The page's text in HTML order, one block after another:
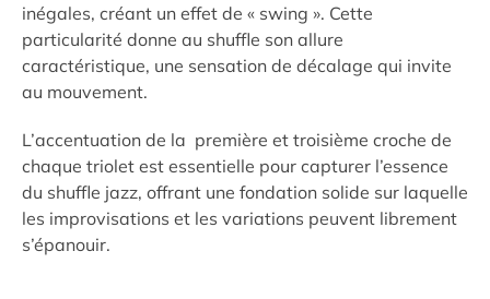
inégales, créant un effet de « swing ». Cette
particularité donne au shuffle son allure
caractéristique, une sensation de décalage qui invite
au mouvement.
L’accentuation de la première et troisième croche de
chaque triolet est essentielle pour capturer l’essence
du shuffle jazz, offrant une fondation solide sur laquelle
les improvisations et les variations peuvent librement
s’épanouir.